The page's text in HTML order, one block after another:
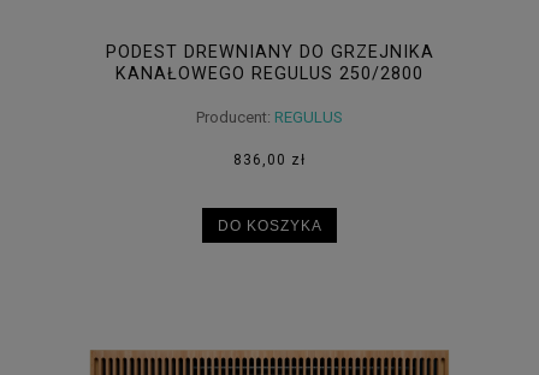
PODEST DREWNIANY DO GRZEJNIKA
KANAŁOWEGO REGULUS 250/2800
Producent: REGULUS
836,00 zł
DO KOSZYKA